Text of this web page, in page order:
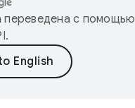
переведена с помощью
.